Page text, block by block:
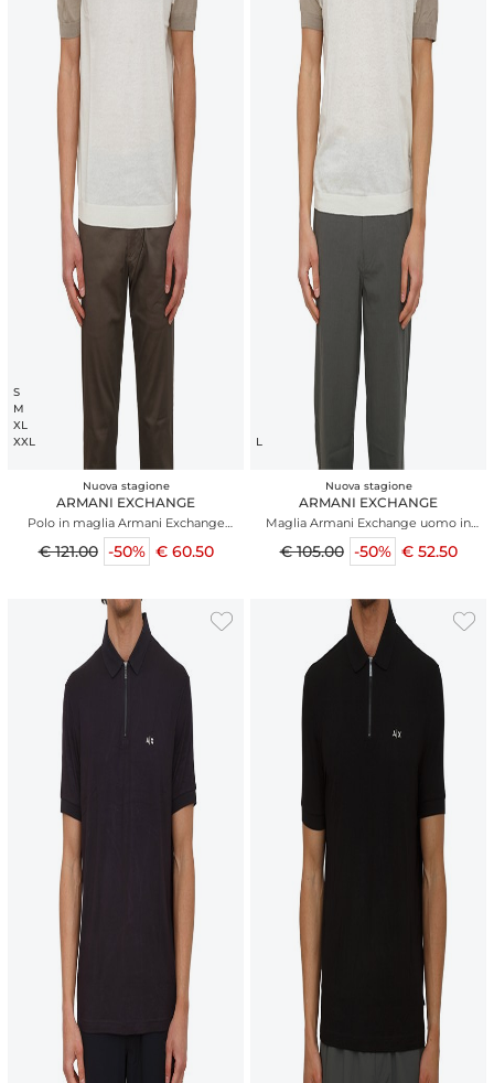
S
M
XL
XXL
Nuova stagione
ARMANI EXCHANGE
Polo in maglia Armani Exchange
uomo panna
€ 121.00 -50% € 60.50
L
Nuova stagione
ARMANI EXCHANGE
Maglia Armani Exchange uomo in
cotone e lino panna
€ 105.00 -50% € 52.50